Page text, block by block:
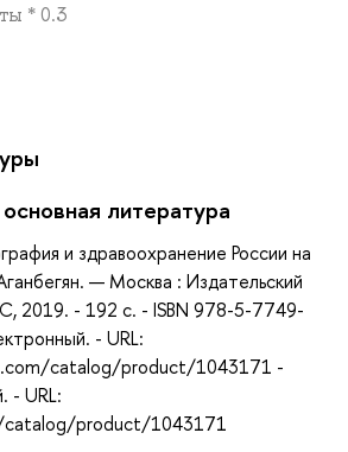
* 0.3
литература
и здравоохранение России на
— Москва : Издательский
2019. - 192 с. - ISBN 978-5-7749-
- URL:
catalog/product/1043171 -
- URL:
product/1043171